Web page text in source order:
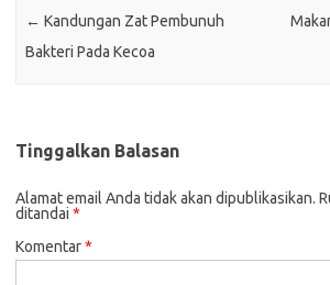
← Kandungan Zat Pembunuh
Bakteri Pada Kecoa
Tinggalkan Balasan
Alamat email Anda tidak akan dipublikasikan.
ditandai *
Komentar*